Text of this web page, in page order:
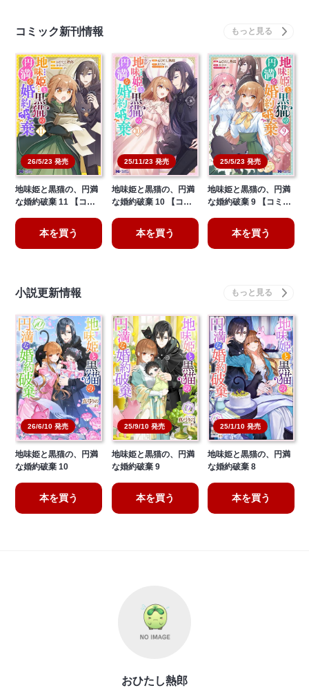
コミック新刊情報
26/5/23 発売
地味姫と黒猫の、円満
な婚約破棄 11 【コ…
本を買う
25/11/23 発売
地味姫と黒猫の、円満
な婚約破棄 10 【コ…
本を買う
25/5/23 発売
地味姫と黒猫の、円満
な婚約破棄 9 【コミ…
本を買う
小説更新情報
26/6/10 発売
地味姫と黒猫の、円満
な婚約破棄 10
本を買う
25/9/10 発売
地味姫と黒猫の、円満
な婚約破棄 9
本を買う
25/1/10 発売
地味姫と黒猫の、円満
な婚約破棄 8
本を買う
おひたし熱郎